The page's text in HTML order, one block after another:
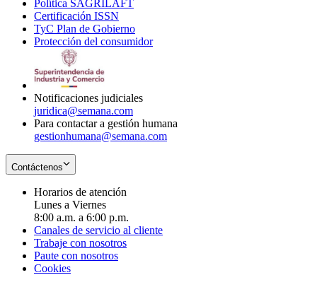
Política SAGRILAFT
new
window
Certificación ISSN
in
new
TyC Plan de Gobierno
in
Protección del consumidorOpens
Notificaciones judiciales
juridica@semana.com
Para contactar a gestión humana
gestionhumana@semana.com
Contáctenos
Horarios de atención
Lunes a Viernes
8:00 a.m. a 6:00 p.m.
Canales de servicio al cliente
Trabaje con nosotros
Paute con nosotros
Cookies